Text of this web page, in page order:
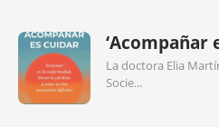
‘Acompañar
La doctora Elia
Socie...